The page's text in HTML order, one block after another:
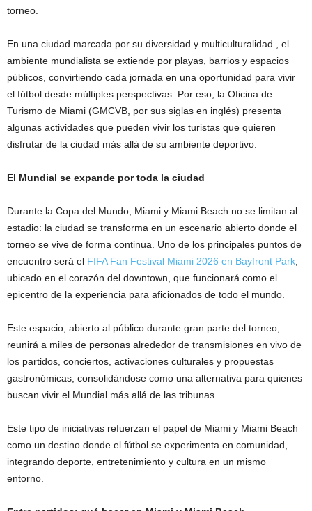
torneo.
En una ciudad marcada por su diversidad y multiculturalidad , el
ambiente mundialista se extiende por playas, barrios y espacios
públicos, convirtiendo cada jornada en una oportunidad para vivir
el fútbol desde múltiples perspectivas. Por eso, la Oficina de
Turismo de Miami (GMCVB, por sus siglas en inglés) presenta
algunas actividades que pueden vivir los turistas que quieren
disfrutar de la ciudad más allá de su ambiente deportivo.
El Mundial se expande por toda la ciudad
Durante la Copa del Mundo, Miami y Miami Beach no se limitan al
estadio: la ciudad se transforma en un escenario abierto donde el
torneo se vive de forma continua. Uno de los principales puntos de
encuentro será el FIFA Fan Festival Miami 2026 en Bayfront Park
ubicado en el corazón del downtown, que funcionará como el
epicentro de la experiencia para aficionados de todo el mundo.
Este espacio, abierto al público durante gran parte del torneo,
reunirá a miles de personas alrededor de transmisiones en vivo de
los partidos, conciertos, activaciones culturales y propuestas
gastronómicas, consolidándose como una alternativa para quienes
buscan vivir el Mundial más allá de las tribunas.
Este tipo de iniciativas refuerzan el papel de Miami y Miami Beach
como un destino donde el fútbol se experimenta en comunidad,
integrando deporte, entretenimiento y cultura en un mismo
entorno.